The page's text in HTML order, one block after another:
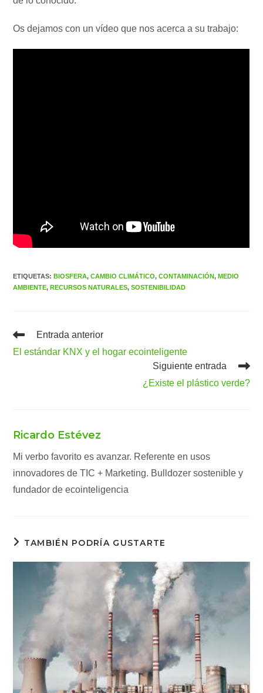
Os dejamos con un vídeo que nos acerca a su trabajo:
ETIQUETAS:BIOSFERA, CAMBIO CLIMÁTICO, CONTAMINACIÓN, MEDIO
AMBIENTE, RECURSOS NATURALES, SOSTENIBILIDAD
Leer
artículos
Entrada anterior
El estándar KNX y el hogar ecointeligente
Siguiente entrada
¿Existe el plástico verde?
Ricardo Estévez
Mi verbo favorito es avanzar. Referente en usos
innovadores de TIC + Marketing. Bulldozer sostenible y
fundador de ecointeligencia
TAMBIÉN PODRÍA GUSTARTE